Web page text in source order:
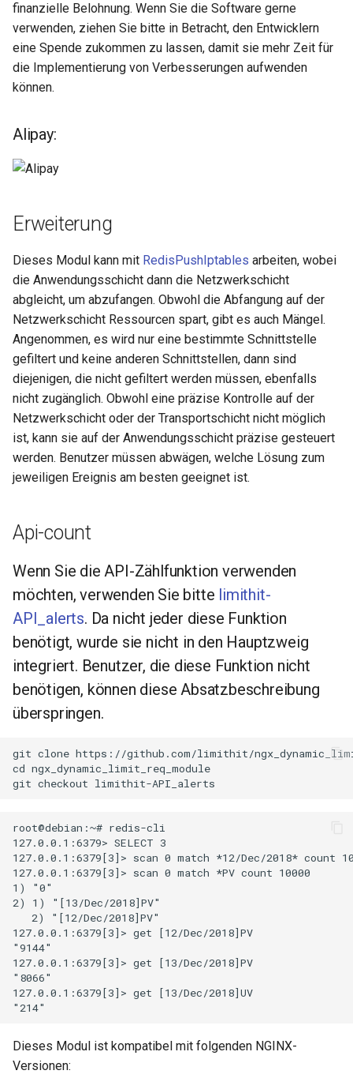
injection
iputils
jq
jsonrpc-batch
jump-consistent-hash
jwt-verification
jwt
kafka
libcjson
libr3
limit-rate
limit-traffic
lmdb
locations
lock
logger-socket
lrucache
macaroons
mail
memcached
mlcache
multiplexer
murmurhash2
mysql
newrelic
finanzielle Belohnung. Wenn Sie die Software gerne
verwenden, ziehen Sie bitte in Betracht, den Entwicklern
eine Spende zukommen zu lassen, damit sie mehr Zeit für
die Implementierung von Verbesserungen aufwenden
können.
Alipay:
Erweiterung
Dieses Modul kann mit RedisPushIptables arbeiten, wobei
die Anwendungsschicht dann die Netzwerkschicht
abgleicht, um abzufangen. Obwohl die Abfangung auf der
Netzwerkschicht Ressourcen spart, gibt es auch Mängel.
Angenommen, es wird nur eine bestimmte Schnittstelle
gefiltert und keine anderen Schnittstellen, dann sind
diejenigen, die nicht gefiltert werden müssen, ebenfalls
nicht zugänglich. Obwohl eine präzise Kontrolle auf der
Netzwerkschicht oder der Transportschicht nicht möglich
ist, kann sie auf der Anwendungsschicht präzise gesteuert
werden. Benutzer müssen abwägen, welche Lösung zum
jeweiligen Ereignis am besten geeignet ist.
Api-count
Wenn Sie die API-Zählfunktion verwenden
möchten, verwenden Sie bitte limithit-
API_alerts. Da nicht jeder diese Funktion
benötigt, wurde sie nicht in den Hauptzweig
integriert. Benutzer, die diese Funktion nicht
benötigen, können diese Absatzbeschreibung
überspringen.
git clone https://github.com/limithit/
cd ngx_dynamic_limit_req_module
root@debian:~# redis-cli
127.0.0.1:6379> SELECT 3
127.0.0.1:6379[3]> scan 0 match *12/Dec/2018* count
127.0.0.1:6379[3]> scan 0 match *PV count 10000
1) "0"
2) 1) "[13/Dec/2018]PV"
   2) "[12/Dec/2018]PV"
127.0.0.1:6379[3]> get [12/Dec/2018]PV
"9144"
127.0.0.1:6379[3]> get [13/Dec/2018]PV
"8066"
127.0.0.1:6379[3]> get [13/Dec/2018]UV
Dieses Modul ist kompatibel mit folgenden NGINX-
Versionen: